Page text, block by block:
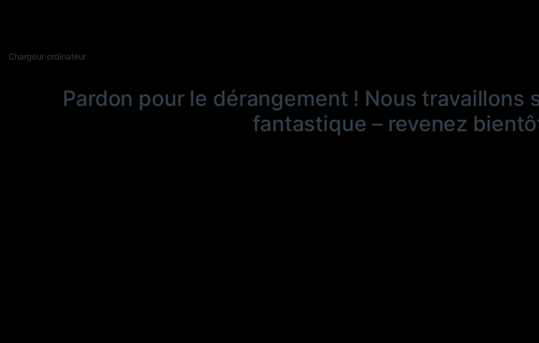
Chargeur ordinateur
Pardon pour le dérangement ! Nous travaillons
fantastique – revenez